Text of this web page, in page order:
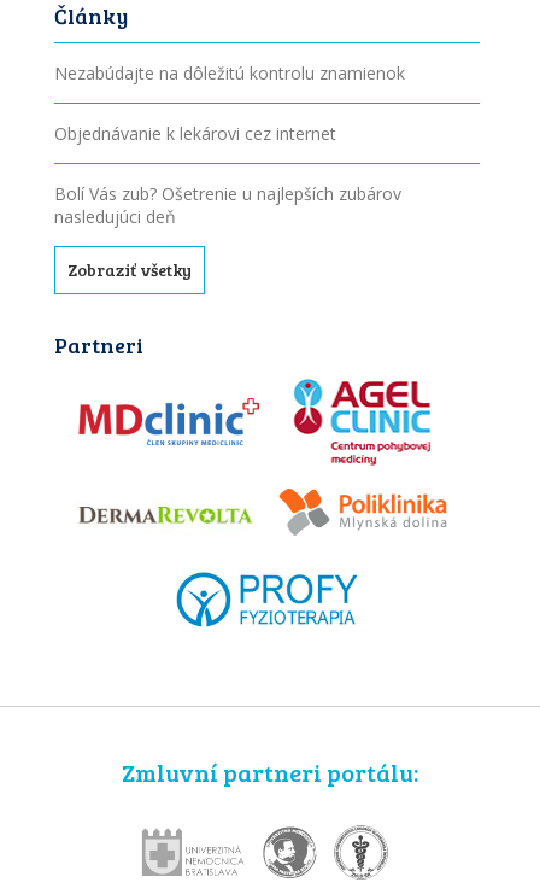
Články
Nezabúdajte na dôležitú kontrolu znamienok
Objednávanie k lekárovi cez internet
Bolí Vás zub? Ošetrenie u najlepších zubárov
nasledujúci deň
Zobraziť všetky
Partneri
Zmluvní partneri portálu: